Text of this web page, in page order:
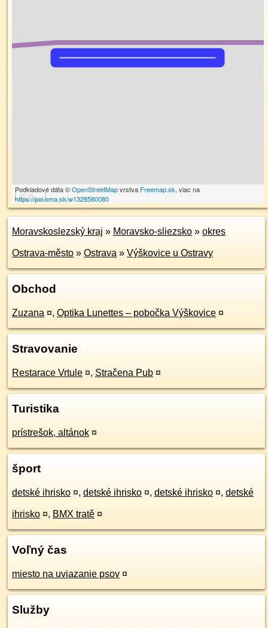
10 m
Podkladové dáta ©OpenStreetMapvrstva Freemap.sk, viac na
https://poi.oma.sk/w1328580080
Moravskoslezský kraj » Moravsko-sliezsko » okres
Ostrava-město » Ostrava » Výškovice u Ostravy
Obchod
Zuzana ¤, Optika Lunettes – pobočka Výškovice ¤
Stravovanie
Restarace Vrtule ¤, Stračena Pub ¤
Turistika
prístrešok, altánok ¤
šport
detské ihrisko ¤, detské ihrisko ¤, detské ihrisko ¤, detské
ihrisko ¤, BMX tratě ¤
Voľný čas
miesto na uviazanie psov ¤
Služby